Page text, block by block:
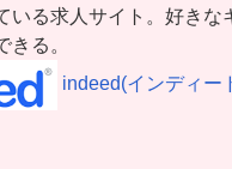
いる求人サイト。好きな
きる。
indeed(インディー